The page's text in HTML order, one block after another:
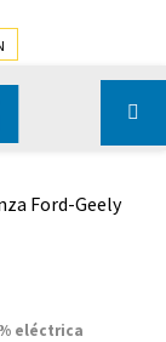
Ford-Geely
eléctrica